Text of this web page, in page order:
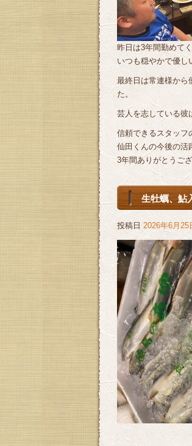
昨日は3年間勤めて
いつも穏やかで優し
最終日は常連様から
た。
芸人を志している彼
信頼できるスタッフ
仙田くんの今後の活
3年間ありがとうご
生牡蠣、鮎
投稿日 2026年6月25